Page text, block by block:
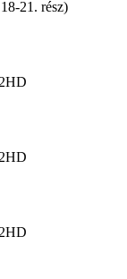
21. rész)